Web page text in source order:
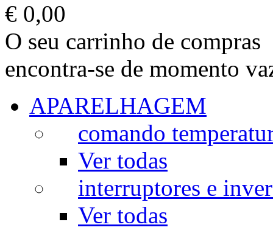
€ 0,00
O seu carrinho de compras
encontra-se de momento
APARELHAGEM
comando
Ver todas
interruptores e
Ver todas